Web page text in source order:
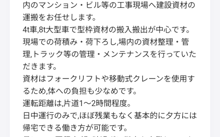
内のマンション・ビル等の工事現場へ建設資材の
運搬をお任せします。
4t車,8t大型車で型枠資材の搬入搬出が中心です。
現場での荷積み・荷下ろし,場内の資材整理・管
理,トラック等の管理・メンテナンスを行っていた
だきます。
資材はフォークリフトや移動式クレーンを使用す
るため,体への負担も少なめです。
運転距離は,片道1～2時間程度。
日中運行のみで,ほぼ残業もなく基本的に夕方には
帰宅できる働き方が可能です。